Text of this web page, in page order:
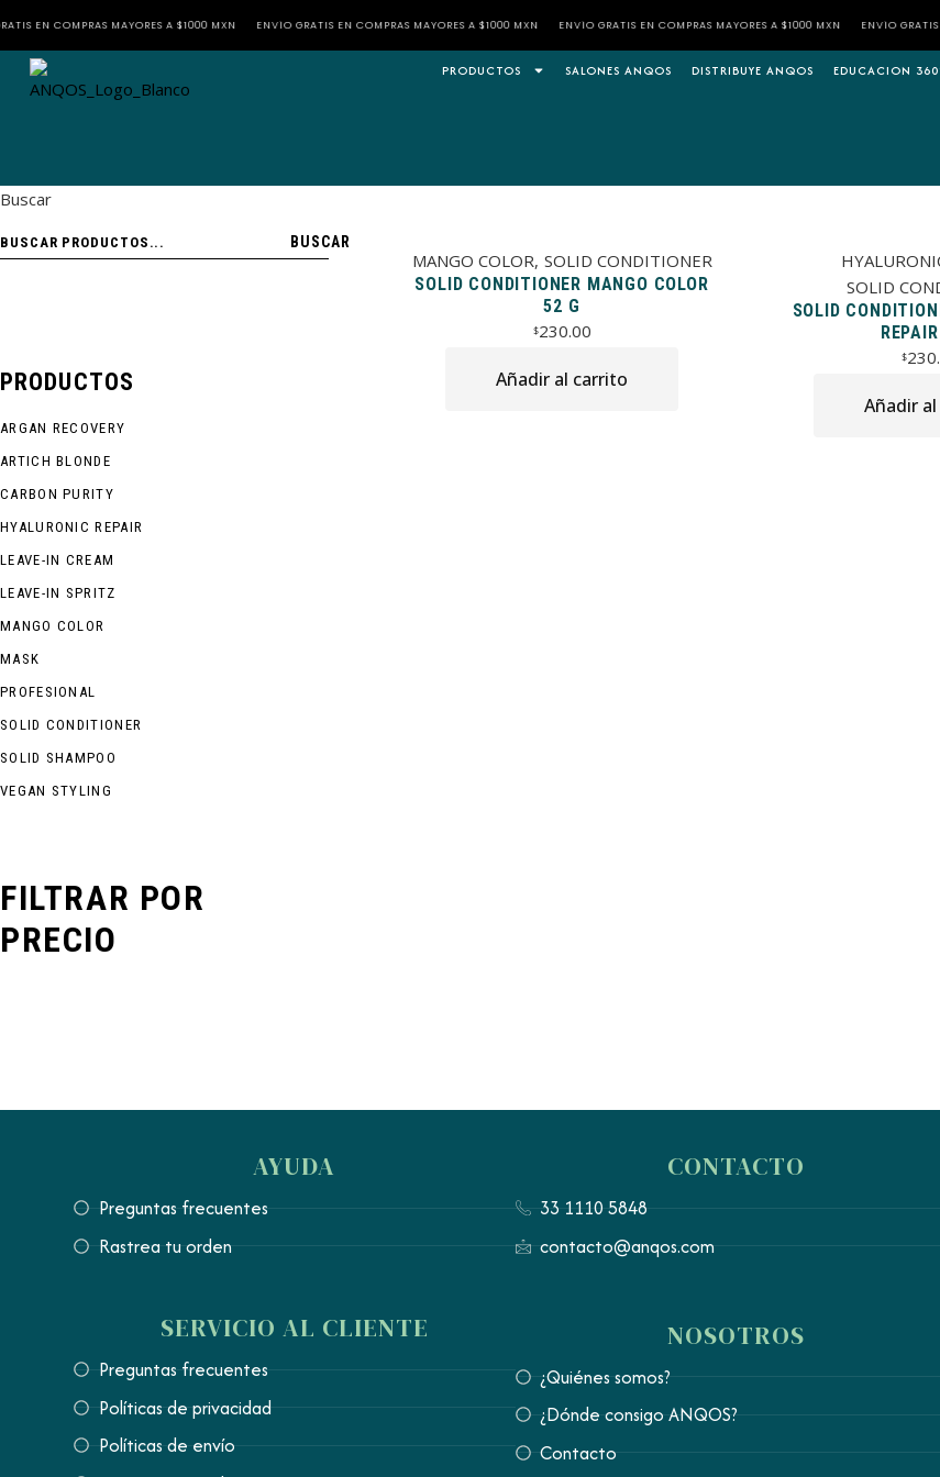
COMPRAS MAYORES A $1000 MXN ENVÍO GRATIS EN COMPRAS MAYORES A $1000 MXN ENVÍO GRATIS EN COMPRAS MAYORES A $1000 MXN ENVÍO GRATIS EN
PRODUCTOS SALONES ANQOS DISTRIBUYE ANQOS EDUCACION
MANGO COLOR SOLID CONDITIONER
SOLID CONDITIONER MANGO COLOR
52 G
$230.00
Añadir al carrito
SOLID
SOLID
$
Añadir
Buscar
BUSCAR
PRODUCTOS
ARGAN RECOVERY
ARTICH BLONDE
CARBON PURITY
HYALURONIC REPAIR
LEAVE-IN CREAM
LEAVE-IN SPRITZ
MANGO COLOR
MASK
PROFESIONAL
SOLID CONDITIONER
SOLID SHAMPOO
VEGAN STYLING
FILTRAR POR
PRECIO
AYUDA
Preguntas frecuentes
Rastrea tu orden
SERVICIO AL CLIENTE
Preguntas frecuentes
Políticas de privacidad
Políticas de envío
CONTACTO
33 1110 5848
contacto@anqos.com
NOSOTROS
¿Quiénes somos?
¿Dónde consigo ANQOS?
Contacto